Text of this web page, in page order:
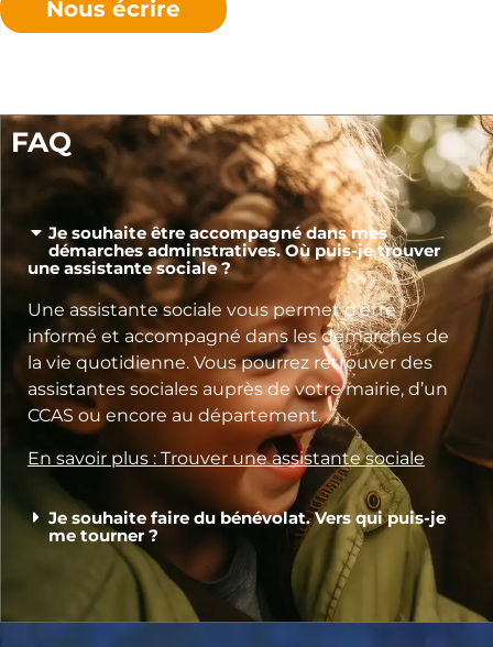
Nous écrire
FAQ
Je souhaite être accompagné dans mes
démarches adminstratives. Où puis-je trouver
une assistante sociale ?
Une assistante sociale vous permet d’être
informé et accompagné dans les démarches de
la vie quotidienne. Vous pourrez retrouver des
assistantes sociales auprès de votre mairie, d’un
CCAS ou encore au département.
En savoir plus : Trouver une assistante sociale
Je souhaite faire du bénévolat. Vers qui puis-je
me tourner ?